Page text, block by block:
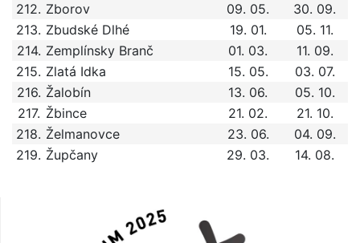
212. Zborov 09. 05.
30. 09.
213. Zbudské Dlhé 19. 01.
05. 11.
214. Zemplínsky Branč 01. 03.
11. 09.
215. Zlatá Idka 15. 05.
03. 07.
216. Žalobín 13. 06.
05. 10.
217. Žbince 21. 02.
21. 10.
218. Želmanovce 23. 06.
04. 09.
219. Župčany 29. 03. 14. 08.